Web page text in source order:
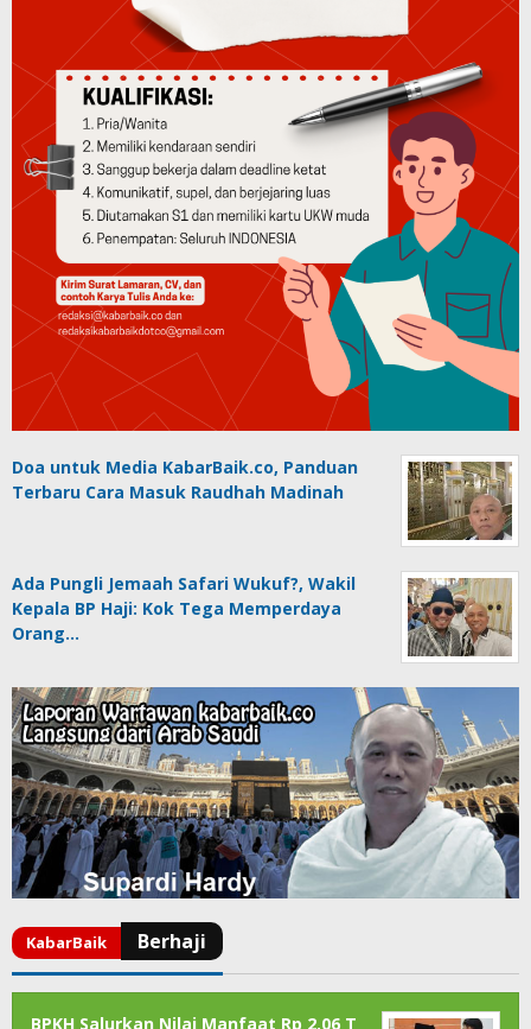
Doa untuk Media KabarBaik.co, Panduan
Terbaru Cara Masuk Raudhah Madinah
Ada Pungli Jemaah Safari Wukuf?, Wakil
Kepala BP Haji: Kok Tega Memperdaya
Orang…
BPKH Salurkan Nilai Manfaat Rp 2,06 T